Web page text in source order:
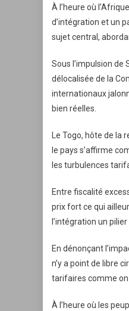
À l’heure où
d’intégration et un
sujet central,
Sous l’impulsion
délocalisée de la
internationaux
bien réelles.
Le Togo, hôte de la
le pays s’affirme
les turbulences
Entre fiscalité
prix fort ce qui
l’intégration un
En dénonçant
n’y a point de libre
tarifaires comme on
À l’heure où les